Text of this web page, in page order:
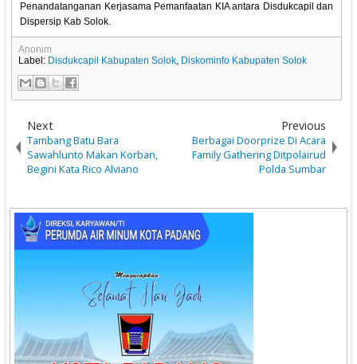
Penandatanganan Kerjasama Pemanfaatan KIA antara Disdukcapil dan
Dispersip Kab Solok.
Anonim
Label: Disdukcapil Kabupaten Solok, Diskominfo Kabupaten Solok
Next
Tambang Batu Bara
Sawahlunto Makan Korban,
Begini Kata Rico Alviano
Previous
Berbagai Doorprize Di Acara
Family Gathering Ditpolairud
Polda Sumbar